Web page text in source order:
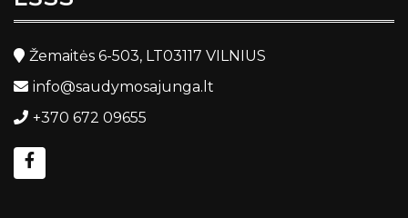
Žemaitės 6-503, LT03117 VILNIUS
info@saudymosajunga.lt
+370 672 09655